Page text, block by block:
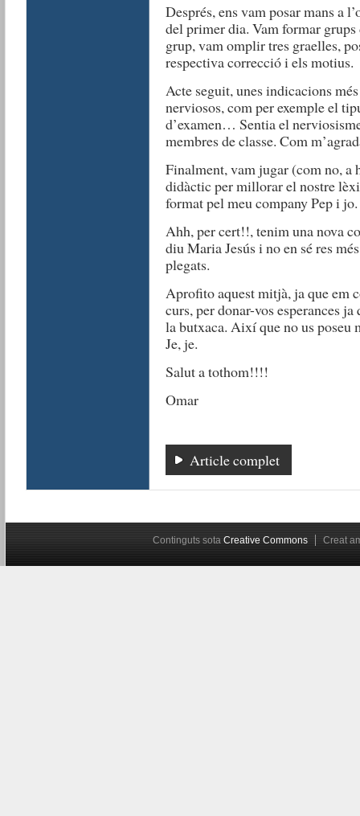
Després, ens vam posar mans a
del primer dia. Vam formar
grup, vam omplir tres graelles,
respectiva correcció i els motius.
Acte seguit, unes indicacions
nerviosos, com per exemple el
d’examen… Sentia el
membres de classe. Com
Finalment, vam jugar (com no,
didàctic per millorar el nostre
format pel meu company Pep i jo.
Ahh, per cert!!, tenim una nova
diu Maria Jesús i no en sé res
plegats.
Aprofito aquest mitjà, ja que em
curs, per donar-vos esperances
la butxaca. Així que no us poseu
Je, je.
Salut a tothom!!!!
Omar
Article complet
Continguts sota Creative Commons Creat